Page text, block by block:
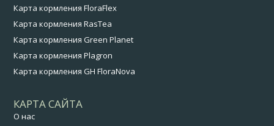
Карта кормления FloraFlex
Карта кормления RasTea
Карта кормления Green Planet
Карта кормления Plagron
Карта кормления GH FloraNova
КАРТА САЙТА
О нас